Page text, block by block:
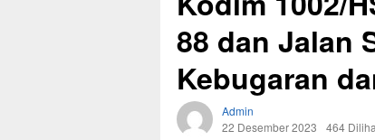
88 dan Jalan
Kebugaran
Admin
22 Desember 2023
464